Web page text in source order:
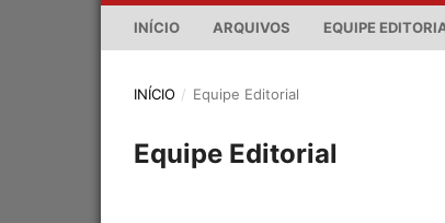
INÍCIO ARQUIVOS EQUIPE
INÍCIO / Equipe Editorial
Equipe Editorial